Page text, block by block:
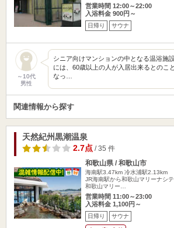
営業時間 12:00～22:00
入浴料金 900円～
日帰り サウナ
～10代
男性
シニア向けマンションの中となる温浴施
には、60歳以上の人が入居出来るとのこ
なっ…
関連情報から探す
天然紀州黒潮温泉
2.7点/ 35 件
和歌山県 / 和歌山市
海南駅3.47km 冷水浦駅2.13km
JR海南駅から和歌山マリーナシ
和歌山マリー…
営業時間 11:00～23:00
入浴料金 1,100円～
日帰り サウナ